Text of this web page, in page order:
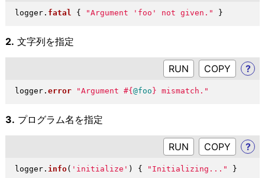
logger. fatal { "Argument 'foo' not given. " }
2. 文字列を指定
RUN ?
logger. error "Argument #{@foo} mismatch. "
3. プログラム名を指定
RUN ?
logger. info( 'initialize' ) { " Initializing... " }